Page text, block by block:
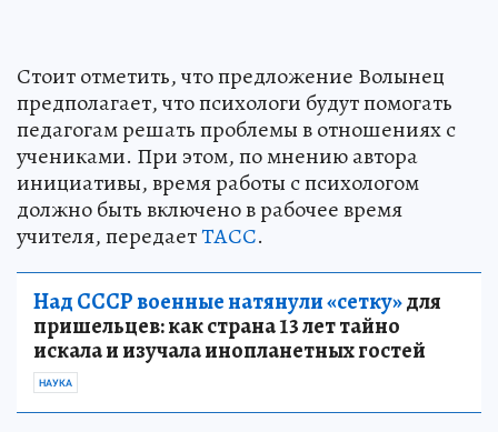
Стоит отметить, что предложение Волынец
предполагает, что психологи будут помогать
педагогам решать проблемы в отношениях с
учениками. При этом, по мнению автора
инициативы, время работы с психологом
должно быть включено в рабочее время
учителя, передаетТАСС.
Над СССР военные натянули «сетку»для
пришельцев: как страна 13 лет тайно
искала и изучала инопланетных гостей
НАУКА